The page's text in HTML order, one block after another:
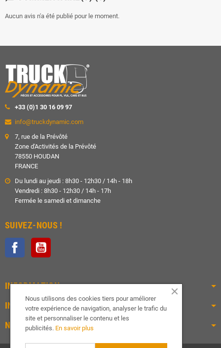
Aucun avis n'a été publié pour le moment.
+33 (0)1 30 16 09 97
info@truckdynamic.com
7, rue de la Prévôté
Zone d'Activités de la Prévôté
78550 HOUDAN
FRANCE
Du lundi au jeudi : 8h30 - 12h30 / 14h - 18h
Vendredi : 8h30 - 12h30 / 14h - 17h
Fermée le samedi et dimanche
SUIVEZ-NOUS !
Facebook
INFORMATION
INFOS PRATIQUES
NOS PRODUITS
Nous utilisons des cookies tiers pour améliorer
votre expérience de navigation, analyser le trafic du
site et personnaliser le contenu et les
publicités. En savoir plus